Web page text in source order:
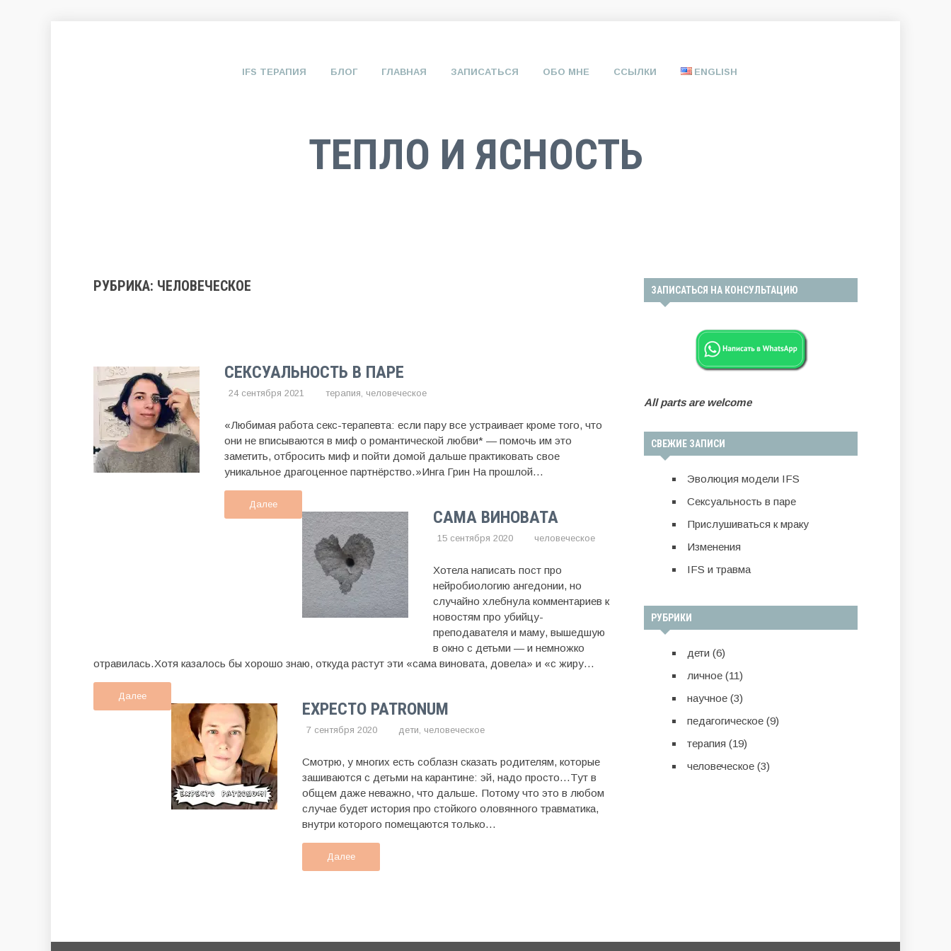
IFS ТЕРАПИЯ БЛОГ ГЛАВНАЯ ЗАПИСАТЬСЯ ОБО МНЕ ССЫЛКИ ENGLISH
ТЕПЛО И ЯСНОСТЬ
РУБРИКА: ЧЕЛОВЕЧЕСКОЕ
СЕКСУАЛЬНОСТЬ В ПАРЕ
24 сентября 2021 терапия, человеческое
«Любимая работа секс-терапевта: если пару все устраивает кроме того, что
они не вписываются в миф о романтической любви* — помочь им это
заметить, отбросить миф и пойти домой дальше практиковать свое
уникальное драгоценное партнёрство.»Инга Грин На прошлой...
Далее
САМА ВИНОВАТА
15 сентября 2020 человеческое
Хотела написать пост про
нейробиологию ангедонии, но
случайно хлебнула комментариев к
новостям про убийцу-
преподавателя и маму, вышедшую
в окно с детьми — и немножко
отравилась.Хотя казалось бы хорошо знаю, откуда растут эти «сама виновата, довела» и «с жиру...
Далее
EXPECTO PATRONUM
7 сентября 2020 дети, человеческое
Смотрю, у многих есть соблазн сказать родителям, которые
зашиваются с детьми на карантине: эй, надо просто…Тут в
общем даже неважно, что дальше. Потому что это в любом
случае будет история про стойкого оловянного травматика,
внутри которого помещаются только...
Далее
ЗАПИСАТЬСЯ НА КОНСУЛЬТАЦИЮ
All parts are welcome
СВЕЖИЕ ЗАПИСИ
Эволюция модели IFS
Сексуальность в паре
Прислушиваться к мраку
Изменения
IFS и травма
РУБРИКИ
дети (6)
личное(11)
научное(3)
педагогическое(9)
терапия (19)
человеческое(3)